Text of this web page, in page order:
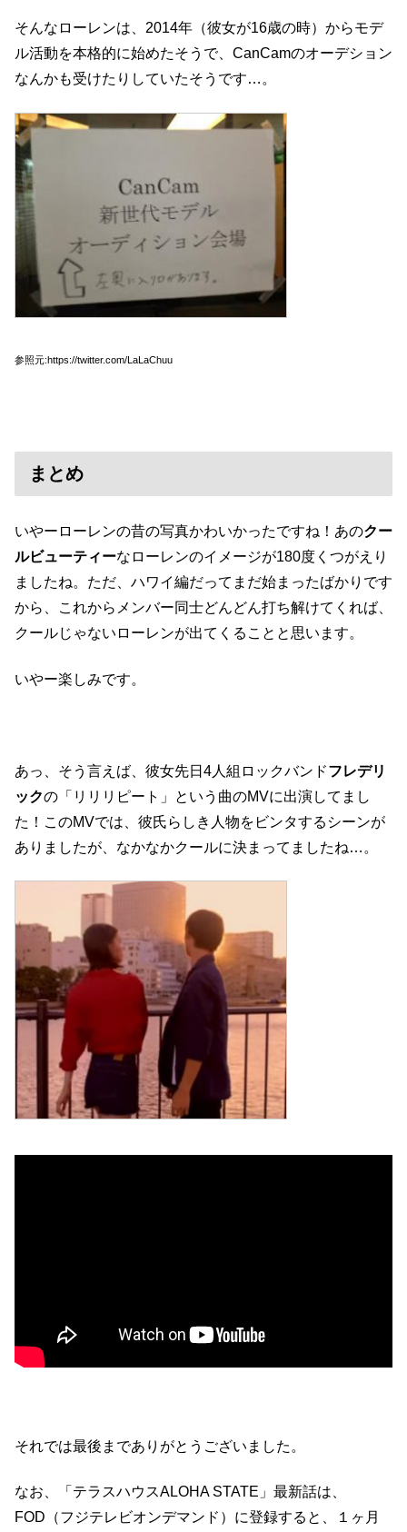
そんなローレンは、2014年（彼女が16歳の時）からモデ
ル活動を本格的に始めたそうで、CanCamのオーデション
なんかも受けたりしていたそうです…。
参照元:https://twitter.com/LaLaChuu
まとめ
いやーローレンの昔の写真かわいかったですね！あのクー
ルビューティーなローレンのイメージが180度くつがえり
ましたね。ただ、ハワイ編だってまだ始まったばかりです
から、これからメンバー同士どんどん打ち解けてくれば、
クールじゃないローレンが出てくることと思います。
いやー楽しみです。
あっ、そう言えば、彼女先日4人組ロックバンドフレデリ
ックの「リリリピート」という曲のMVに出演してまし
た！このMVでは、彼氏らしき人物をビンタするシーンが
ありましたが、なかなかクールに決まってましたね…。
それでは最後までありがとうございました。
なお、「テラスハウスALOHA STATE」最新話は、
FOD（フジテレビオンデマンド）に登録すると、１ヶ月